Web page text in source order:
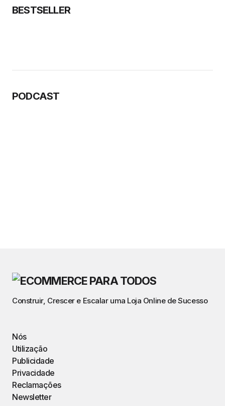
BESTSELLER
PODCAST
Construir, Crescer e Escalar uma Loja Online de Sucesso
Nós
Utilização
Publicidade
Privacidade
Reclamações
Newsletter